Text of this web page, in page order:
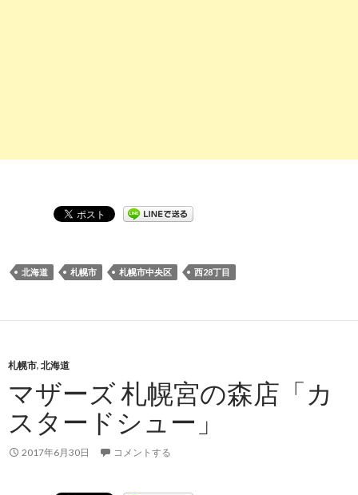
北海道 札幌市 札幌市中央区 西28丁目
札幌市, 北海道
マザーズ 札幌宮の森店「カ
スタードシュー」
2017年6月30日 コメントする